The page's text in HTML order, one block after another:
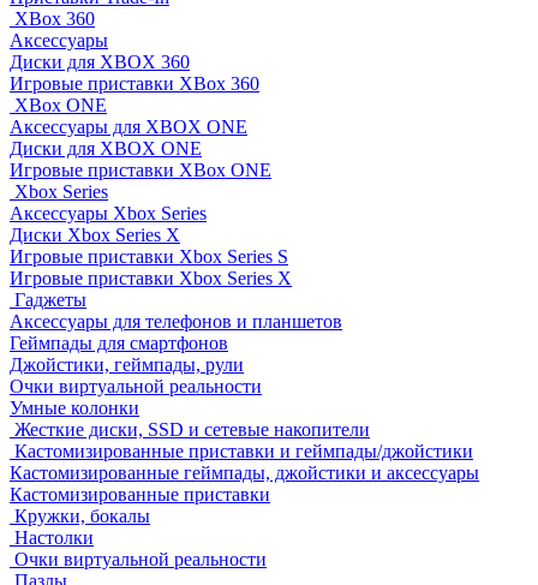
XBox 360
Аксессуары
Диски для XBOX 360
Игровые приставки XBox 360
XBox ONE
Аксессуары для XBOX ONE
Диски для XBOX ONE
Игровые приставки XBox ONE
Xbox Series
Аксессуары Xbox Series
Диски Xbox Series X
Игровые приставки Xbox Series S
Игровые приставки Xbox Series X
Гаджеты
Аксессуары для телефонов и планшетов
Геймпады для смартфонов
Джойстики, геймпады, рули
Очки виртуальной реальности
Умные колонки
Жесткие диски, SSD и сетевые накопители
Кастомизированные приставки и геймпады/джойстики
Кастомизированные геймпады, джойстики и аксессуары
Кастомизированные приставки
Кружки, бокалы
Настолки
Очки виртуальной реальности
Пазлы